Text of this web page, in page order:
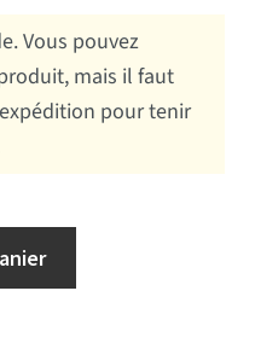
Vous pouvez
mais il faut
pour tenir
Espagne socle bois